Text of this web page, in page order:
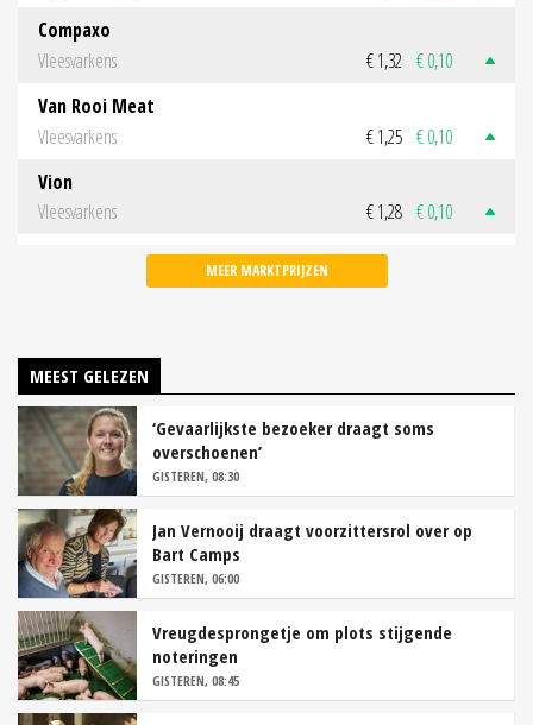
Compaxo
Vleesvarkens
€ 1,32 € 0,10
Van Rooi Meat
Vleesvarkens
€ 1,25 € 0,10
Vion
Vleesvarkens
€ 1,28 € 0,10
MEER MARKTPRIJZEN
MEEST GELEZEN
‘Gevaarlijkste bezoeker draagt soms
overschoenen’
GISTEREN, 08:30
Jan Vernooij draagt voorzittersrol over op
Bart Camps
GISTEREN, 06:00
Vreugdesprongetje om plots stijgende
noteringen
GISTEREN, 08:45